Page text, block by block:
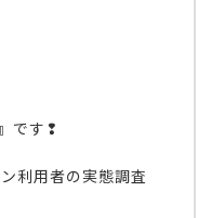
です❢
利用者の実態調査